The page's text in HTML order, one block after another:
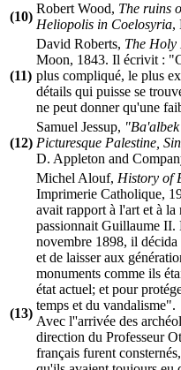
(10)
Robert Wood, The ruins
Heliopolis in Coelosyria,
(11)
David Roberts, The
Moon, 1843. Il écrivit :
plus compliqué, le plus
détails qui puisse se
ne peut donner qu'une
(12)
Samuel Jessup,
Picturesque Palestine,
D. Appleton and
(13)
Michel Alouf, History of
Imprimerie Catholique,
avait rapport à l'art et à
passionnait Guillaume II.
novembre 1898, il
et de laisser aux
monuments comme ils
état actuel; et pour
temps et du vandalisme".
Avec l''arrivée des
direction du Professeur
français furent